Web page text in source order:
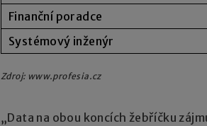
Finanční poradce
Systémový inženýr
Zdroj: www.profesia.cz
„Data na obou koncích žebříčku